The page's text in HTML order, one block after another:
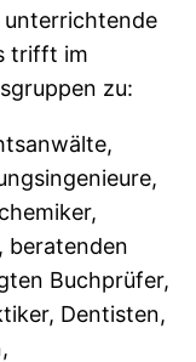
trifft im
zu:
beratenden
Buchprüfer,
Dentisten,